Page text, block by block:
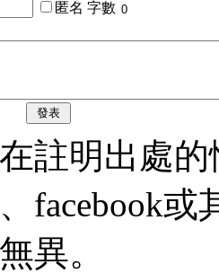
匿名 字數
發表
註明出處
facebook
異。